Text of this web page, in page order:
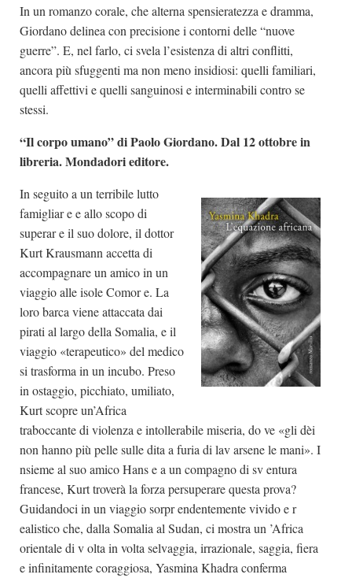
In un romanzo corale, che alterna spensieratezza e dramma,
Giordano delinea con precisione i contorni delle “nuove
guerre”. E, nel farlo, ci svela l’esistenza di altri conflitti,
ancora più sfuggenti ma non meno insidiosi: quelli familiari,
quelli affettivi e quelli sanguinosi e interminabili contro se
stessi.
“Il corpo umano” di Paolo Giordano. Dal 12 ottobre in
libreria. Mondadori editore.
In seguito a un terribile lutto
famigliar e e allo scopo di
superar e il suo dolore, il dottor
Kurt Krausmann accetta di
accompagnare un amico in un
viaggio alle isole Comor e. La
loro barca viene attaccata dai
pirati al largo della Somalia, e il
viaggio «terapeutico» del medico
si trasforma in un incubo. Preso
in ostaggio, picchiato, umiliato,
Kurt scopre un’Africa
traboccante di violenza e intollerabile miseria, do ve «gli dèi
non hanno più pelle sulle dita a furia di lav arsene le mani». I
nsieme al suo amico Hans e a un compagno di sv entura
francese, Kurt troverà la forza persuperare questa prova?
Guidandoci in un viaggio sorpr endentemente vivido e r
ealistico che, dalla Somalia al Sudan, ci mostra un ’Africa
orientale di v olta in volta selvaggia, irrazionale, saggia, fiera
e infinitamente coraggiosa, Yasmina Khadra conferma